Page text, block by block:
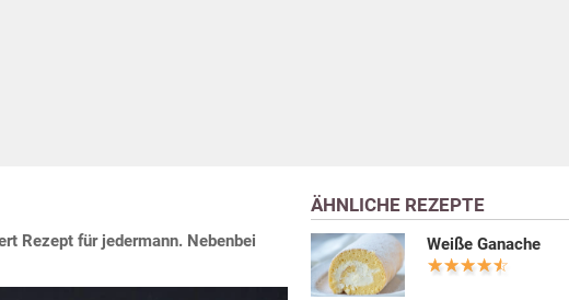
Rezept für jedermann. Nebenbei
ÄHNLICHE REZEPTE
Weiße Ganache